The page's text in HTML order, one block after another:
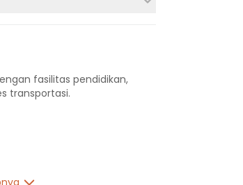
fasilitas pendidikan,
transportasi.